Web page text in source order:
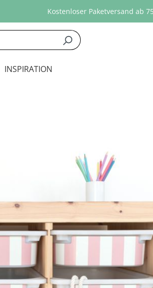
Kostenloser Paketversand ab
INSPIRATION